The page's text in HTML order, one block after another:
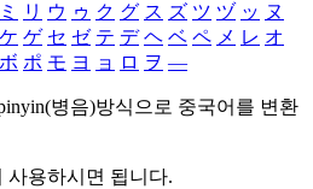
ミ リ ウ ゥ ク グ ス ズ ツ ヅ ッ ヌ
ケ ゲ セ ゼ テ デ ヘ ベ ペ メ レ オ
ボ ポ モ ヨ ョ ロ ヲ ―
병음)방식으로 중국어를 변환
사용하시면 됩니다.